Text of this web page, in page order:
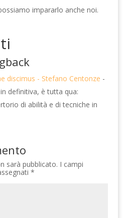
impararlo anche noi.
discimus - Stefano Centonze -
definitiva, è tutta qua:
di abilità e di tecniche in
sarà pubblicato. I campi
*